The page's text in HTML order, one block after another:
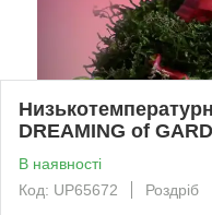
DREAMING of
В наявності
Код: UP65672
Роздріб